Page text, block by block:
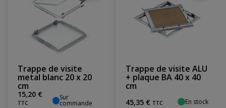
Trappe de visite
metal blanc 20 x 20
cm
15,20 €
TTC
Sur
commande
Trappe de visite ALU
+ plaque BA 40 x 40
cm
45,35 € TTC En stock